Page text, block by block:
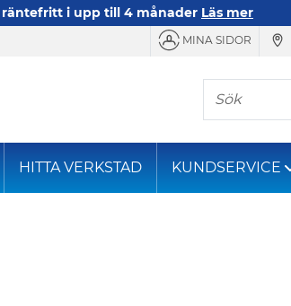
räntefritt i upp till 4 månader Läs mer
MINA SIDOR
Sök
HITTA VERKSTAD KUNDSERVICE